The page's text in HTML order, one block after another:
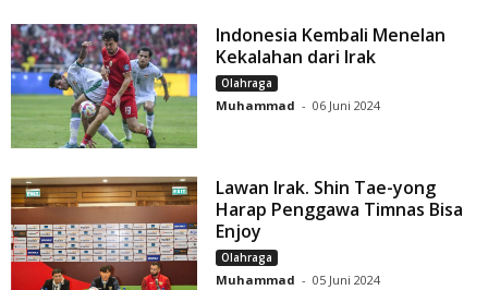
Indonesia Kembali Menelan
Kekalahan dari Irak
Olahraga
Muhammad - 06 Juni 2024
Lawan Irak. Shin Tae-yong
Harap Penggawa Timnas Bisa
Enjoy
Olahraga
Muhammad - 05 Juni 2024